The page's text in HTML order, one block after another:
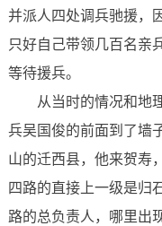
并派人四处调兵驰援，
只好自己带领几百名亲
等待援兵。
从当时的情况和地
兵吴国俊的前面到了墙
山的迁西县，他来贺寿
四路的直接上一级是归
路的总负责人，哪里出